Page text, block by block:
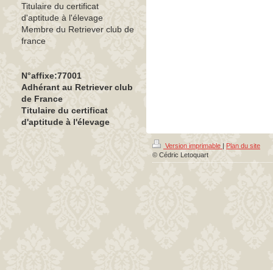
Titulaire du certificat
d'aptitude à l'élevage
Membre du Retriever club de
france
N°affixe:77001
Adhérant au Retriever club
de France
Titulaire du certificat
d'aptitude à l'élevage
Version imprimable | Plan du site
© Cédric Letoquart